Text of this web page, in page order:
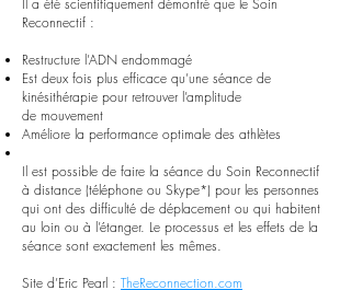
Il a été scientifiquement démontré que le Soin
Reconnectif :
Restructure l’ADN endommagé
Est deux fois plus efficace qu’une séance de
kinésithérapie pour retrouver l’amplitude
de mouvement
Améliore la performance optimale des athlètes
Il est possible de faire la séance du Soin Reconnectif
à distance (téléphone ou Skype*) pour les personnes
qui ont des difficulté de déplacement ou qui habitent
au loin ou à l’étanger. Le processus et les effets de la
séance sont exactement les mêmes.
Site d’Eric Pearl : TheReconnection.com